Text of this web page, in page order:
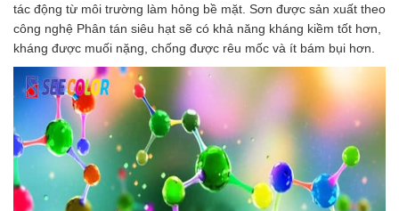
tác động từ môi trường làm hỏng bề mặt. Sơn được sản xuất theo
công nghệ Phân tán siêu hạt sẽ có khả năng kháng kiềm tốt hơn,
kháng được muối nặng, chống được rêu mốc và ít bám bụi hơn.